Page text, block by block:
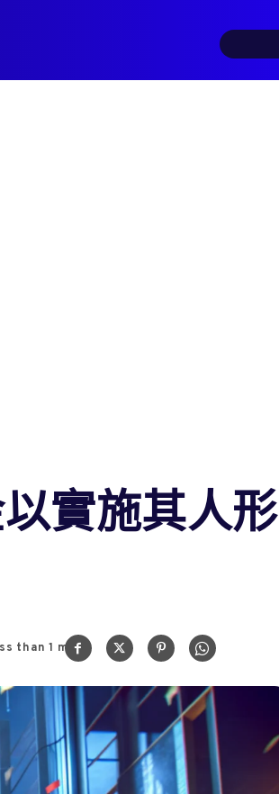
實施其人形
than 1 min.